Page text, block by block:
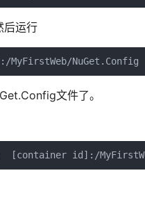
运行
文件了。
[container id]:/